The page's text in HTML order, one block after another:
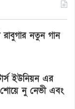
রাবুগার নতুন গান
ইউনিয়ন এর
শোয়ে নু নেভী এবং